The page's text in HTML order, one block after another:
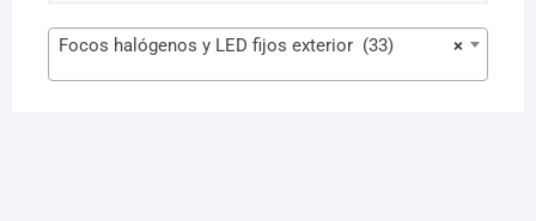
×
Focos halógenos y LED fijos exterior (33)